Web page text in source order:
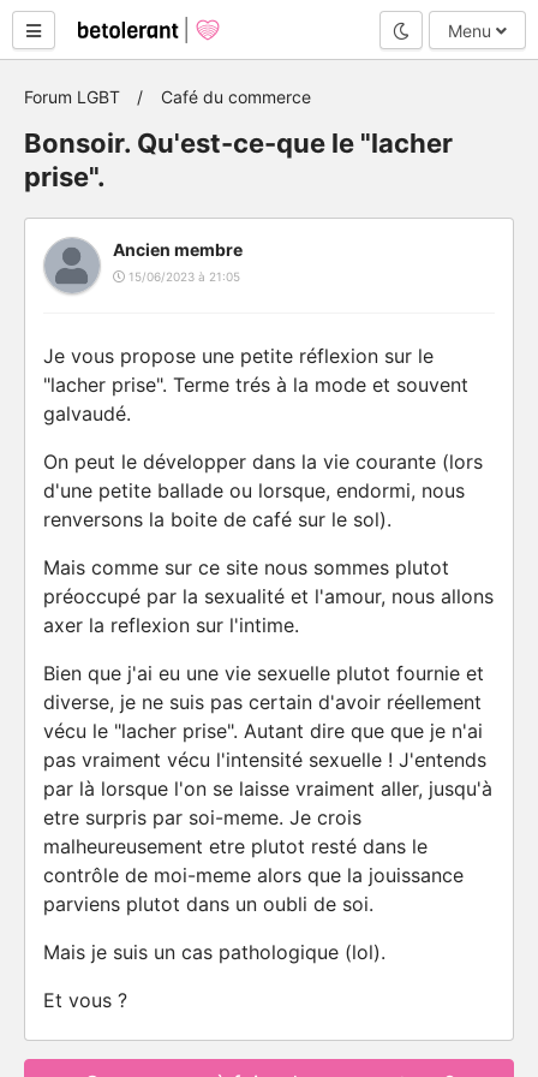
Mode nuit
Menu
Forum LGBT Café du commerce
Bonsoir. Qu'est-ce-que le "lacher
prise".
Ancien membre
15/06/2023 à 21:05
Je vous propose une petite réflexion sur le
"lacher prise". Terme trés à la mode et souvent
galvaudé.
On peut le développer dans la vie courante (lors
d'une petite ballade ou lorsque, endormi, nous
renversons la boite de café sur le sol).
Mais comme sur ce site nous sommes plutot
préoccupé par la sexualité et l'amour, nous allons
axer la reflexion sur l'intime.
Bien que j'ai eu une vie sexuelle plutot fournie et
diverse, je ne suis pas certain d'avoir réellement
vécu le "lacher prise". Autant dire que que je n'ai
pas vraiment vécu l'intensité sexuelle ! J'entends
par là lorsque l'on se laisse vraiment aller, jusqu'à
etre surpris par soi-meme. Je crois
malheureusement etre plutot resté dans le
contrôle de moi-meme alors que la jouissance
parviens plutot dans un oubli de soi.
Mais je suis un cas pathologique (lol).
Et vous ?